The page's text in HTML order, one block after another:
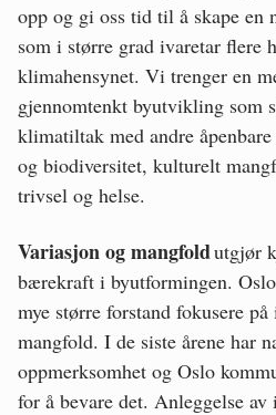
opp og gi oss tid til å skape
som i større grad ivaretar flere
klimahensynet. Vi trenger en
gjennomtenkt byutvikling som
klimatiltak med andre
og biodiversitet, kulturelt
trivsel og helse.
Variasjon og mangfoldutgjør
bærekraft i byutformingen.
mye større forstand fokusere
mangfold. I de siste årene har
oppmerksomhet og Oslo
for å bevare det. Anleggelse